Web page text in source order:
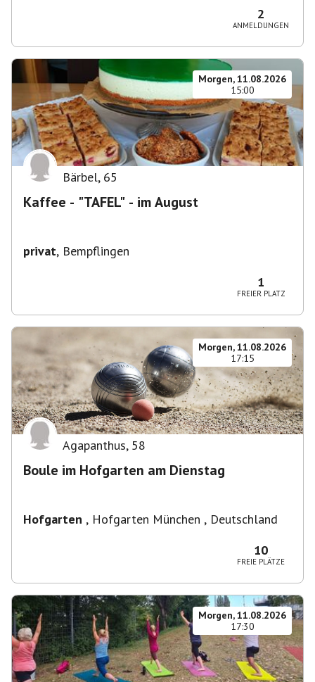
2
ANMELDUNGEN
Morgen, 11.08.2026
15:00
Bärbel, 65
Kaffee - "TAFEL" - im August
privat, Bempflingen
1
FREIER PLATZ
Morgen, 11.08.2026
17:15
Agapanthus, 58
Boule im Hofgarten am Dienstag
Hofgarten , Hofgarten München , Deutschland
10
FREIE PLÄTZE
Morgen, 11.08.2026
17:30